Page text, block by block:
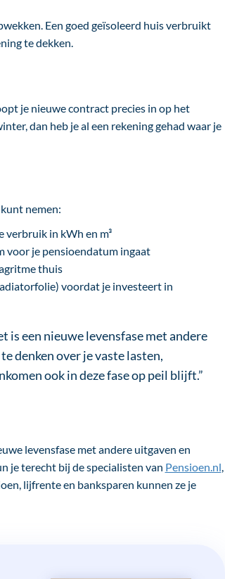
Een goed geïsoleerd huis verbruikt
te dekken.
je nieuwe contract precies in op het
dan heb je al een rekening gehad waar je
nemen:
verbruik in kWh en m³
voor je pensioendatum ingaat
thuis
voordat je investeert in
is een nieuwe levensfase met andere
denken over je vaste lasten,
ook in deze fase op peil blijft.”
levensfase met andere uitgaven en
je terecht bij de specialisten van Pensioen.nl,
lijfrente en banksparen kunnen ze je